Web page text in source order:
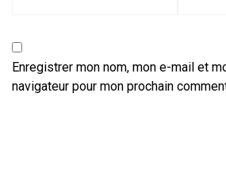
Enregistrer mon nom, mon e-mail et
navigateur pour mon prochain